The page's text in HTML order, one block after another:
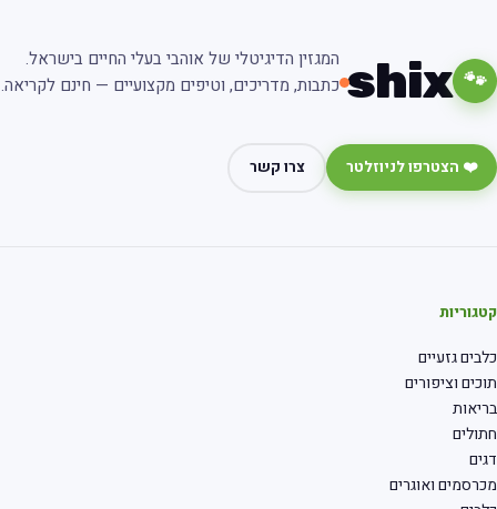
🐾
shix
המגזין הדיגיטלי של אוהבי בעלי החיים בישראל.
כתבות, מדריכים, וטיפים מקצועיים — חינם לקריאה.
❤️ הצטרפו לניוזלטר צרו קשר
גזעיים
וציפורים
ואוגרים